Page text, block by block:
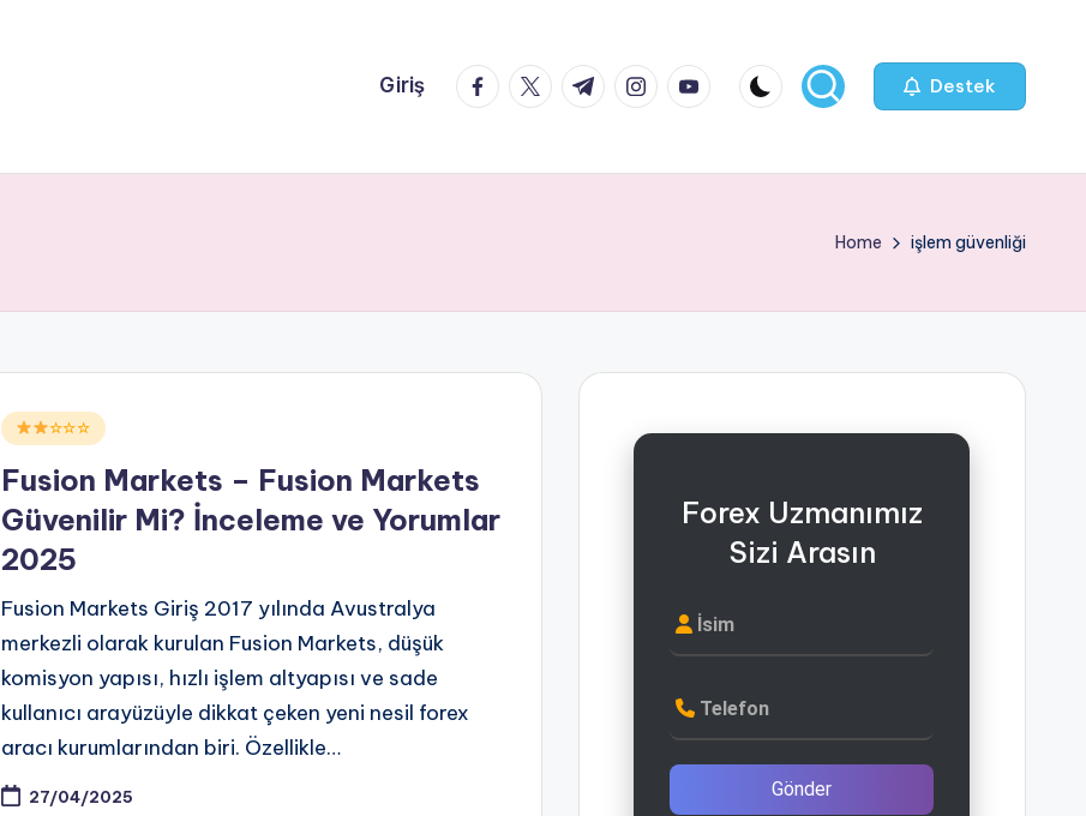
Giriş facebook.com
twitter.com
t.me instagram.com
youtube.com Destek
Home işlem güvenliği
Posted☆☆☆
Fusion Markets – Fusion Markets
Güvenilir Mi? İnceleme ve Yorumlar
2025
Fusion Markets Giriş 2017 yılında Avustralya
merkezli olarak kurulan Fusion Markets, düşük
komisyon yapısı, hızlı işlem altyapısı ve sade
kullanıcı arayüzüyle dikkat çeken yeni nesil forex
aracı kurumlarından biri. Özellikle…
27/04/2025
Forex Uzmanımız
Sizi Arasın
İsim
Telefon
Gönder